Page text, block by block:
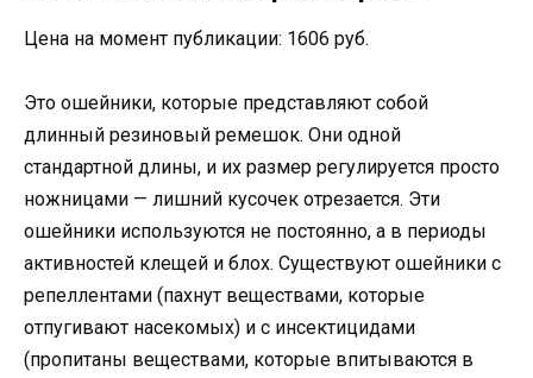
Цена на момент публикации: 1606 руб.
Это ошейники, которые представляют собой
длинный резиновый ремешок. Они одной
стандартной длины, и их размер регулируется просто
ножницами — лишний кусочек отрезается. Эти
ошейники используются не постоянно, а в периоды
активностей клещей и блох. Существуют ошейники с
репеллентами (пахнут веществами, которые
отпугивают насекомых) и с инсектицидами
(пропитаны веществами, которые впитываются в